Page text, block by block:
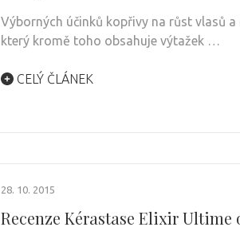
Výborných účinků kopřivy na růst vlasů
který kromě toho obsahuje výtažek …
CELÝ ČLÁNEK
28. 10. 2015
Recenze Kérastase Elixir Ultime